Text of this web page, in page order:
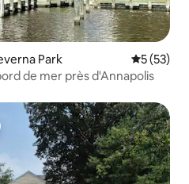
Park
5 (53)
de mer près d'Annapolis